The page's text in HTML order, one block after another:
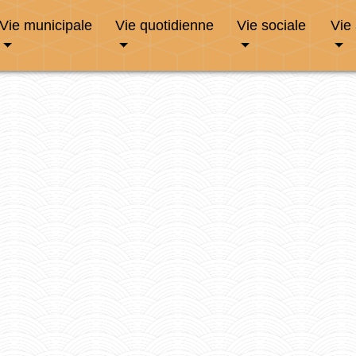
Vie municipale Vie quotidienne Vie sociale Vie